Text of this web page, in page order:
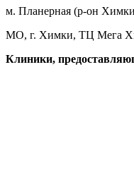
м. Планерная (р-он
МО, г. Химки, ТЦ Мега
Клиники,